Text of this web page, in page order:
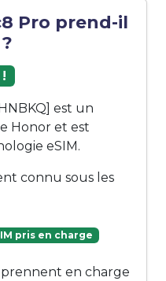
Pro prend-il
est un
Honor et est
eSIM.
connu sous les
pris en charge
en charge